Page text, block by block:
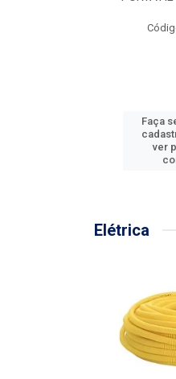
Faça
ver
Elétrica